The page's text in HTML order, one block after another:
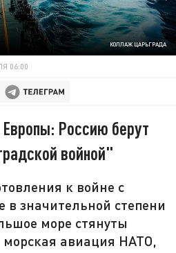
КОЛЛАЖ ЦАРЬГРАДА
06:00
Россию берут
войной"
к войне с
в значительной степени
море стянуты
авиация НАТО,